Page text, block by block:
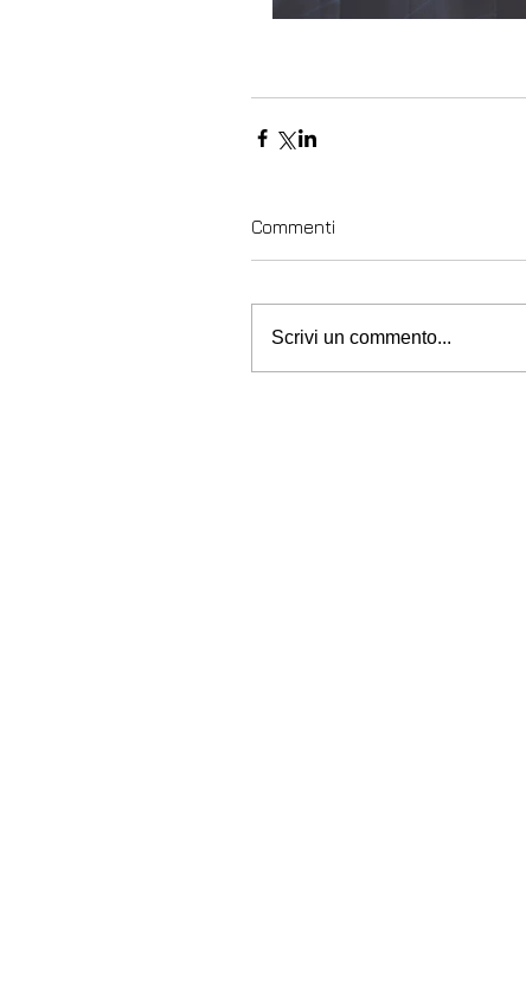
Commenti
Scrivi un commento...